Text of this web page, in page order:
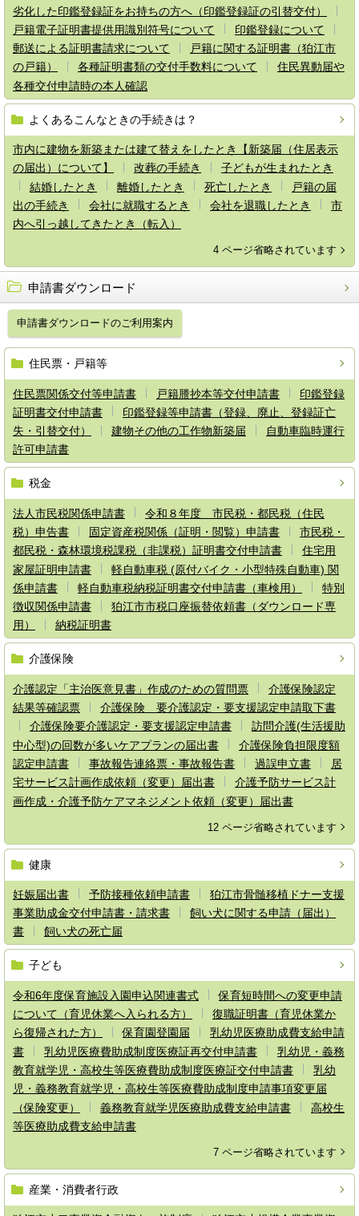
劣化した印鑑登録証をお持ちの方へ（印鑑登録証の引替交付）
戸籍電子証明書提供用識別符号について
印鑑登録について
郵送による証明書請求について
戸籍に関する証明書（狛江市
の戸籍）
各種証明書類の交付手数料について
住民異動届や
各種交付申請時の本人確認
よくあるこんなときの手続きは？
市内に建物を新築または建て替えをしたとき【新築届（住居表示
の届出）について】
改葬の手続き
子どもが生まれたとき
結婚したとき
離婚したとき 死亡したとき
戸籍の届
出の手続き
会社に就職するとき 会社を退職したとき
市
内へ引っ越してきたとき（転入）
4 ページ省略されています
申請書ダウンロード
申請書ダウンロードのご利用案内
住民票・戸籍等
住民票関係交付等申請書 戸籍謄抄本等交付申請書
印鑑登録
証明書交付申請書
印鑑登録等申請書（登録、廃止、登録証亡
失・引替交付）
建物その他の工作物新築届
自動車臨時運行
許可申請書
税金
法人市民税関係申請書
令和８年度 市民税・都民税（住民
税）申告書
固定資産税関係（証明・閲覧）申請書
市民税・
都民税・森林環境税課税（非課税）証明書交付申請書
住宅用
家屋証明申請書
軽自動車税 (原付バイク・小型特殊自動車) 関
係申請書
軽自動車税納税証明書交付申請書（車検用）
特別
徴収関係申請書
狛江市市税口座振替依頼書（ダウンロード専
用）
納税証明書
介護保険
介護認定「主治医意見書」作成のための質問票
介護保険認定
結果等確認票
介護保険 要介護認定・要支援認定申請取下書
介護保険要介護認定・要支援認定申請書
訪問介護(生活援助
中心型)の回数が多いケアプランの届出書
介護保険負担限度額
認定申請書
事故報告連絡票・事故報告書 過誤申立書
居
宅サービス計画作成依頼（変更）届出書
介護予防サービス計
画作成・介護予防ケアマネジメント依頼（変更）届出書
12 ページ省略されています
健康
妊娠届出書 予防接種依頼申請書
狛江市骨髄移植ドナー支援
事業助成金交付申請書・請求書
飼い犬に関する申請（届出）
書
飼い犬の死亡届
子ども
令和6年度保育施設入園申込関連書式
保育短時間への変更申請
について（育児休業へ入られる方）
復職証明書（育児休業か
ら復帰された方）
保育園登園届
乳幼児医療助成費支給申請
書
乳幼児医療費助成制度医療証再交付申請書
乳幼児・義務
教育就学児・高校生等医療費助成制度医療証交付申請書
乳幼
児・義務教育就学児・高校生等医療費助成制度申請事項変更届
（保険変更）
義務教育就学児医療助成費支給申請書
高校生
等医療助成費支給申請書
7 ページ省略されています
産業・消費者行政